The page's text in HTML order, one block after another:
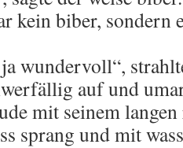
kein biber, sondern
wundervoll“,
auf und
mit seinem
sprang und mit